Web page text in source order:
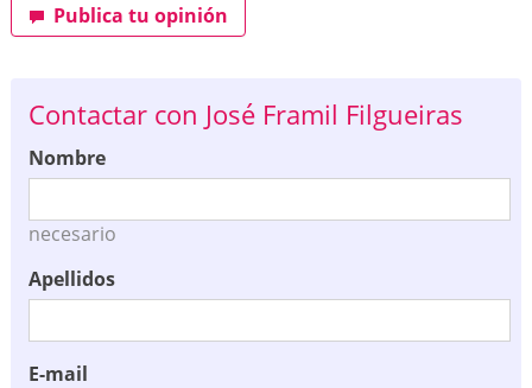
Publica tu opinión
Contactar con José Framil Filgueiras
Nombre
necesario
Apellidos
E-mail